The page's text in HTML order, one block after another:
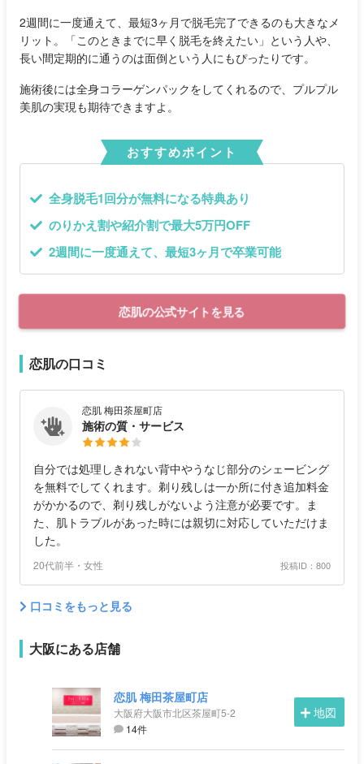
2週間に一度通えて、最短3ヶ月で脱毛完了できるのも大きなメ
リット。「このときまでに早く脱毛を終えたい」という人や、
長い間定期的に通うのは面倒という人にもぴったりです。
施術後には全身コラーゲンパックをしてくれるので、プルプル
美肌の実現も期待できますよ。
おすすめポイント
全身脱毛1回分が無料になる特典あり
のりかえ割や紹介割で最大5万円OFF
2週間に一度通えて、最短3ヶ月で卒業可能
恋肌の公式サイトを見る
恋肌の口コミ
恋肌 梅田茶屋町店
施術の質・サービス
自分では処理しきれない背中やうなじ部分のシェービング
を無料でしてくれます。剃り残しは一か所に付き追加料金
がかかるので、剃り残しがないよう注意が必要です。ま
た、肌トラブルがあった時には親切に対応していただけま
した。
20代前半・女性 投稿ID：800
口コミをもっと見る
大阪にある店舗
恋肌 梅田茶屋町店
大阪府大阪市北区茶屋町5-2
14件
地図